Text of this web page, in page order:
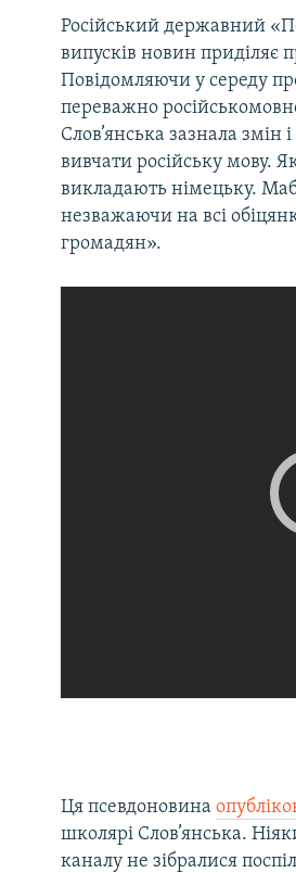
Російський державний
випусків новин приділяє
Повідомляючи у середу
переважно
Слов’янська зазнала
вивчати російську мову.
викладають німецьку.
незважаючи на всі
громадян».
Ця псевдоновина
школярі Слов’янська.
каналу не зібралися